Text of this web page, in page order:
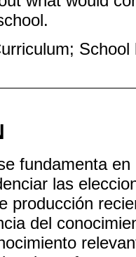
fundamenta
las
producción
del